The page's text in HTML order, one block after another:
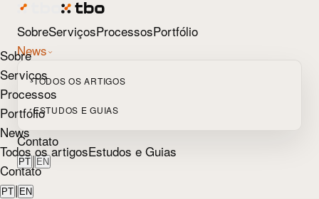
SobreServiçosProcessosPortfólio
News
TODOS OS ARTIGOS
ESTUDOS E GUIAS
Contato
PT | EN
Sobre
Serviços
Processos
Portfólio
News
Todos os artigosEstudos e Guias
Contato
PT | EN